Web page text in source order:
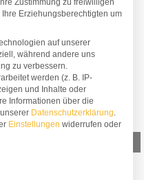
Zustimmung zu freiwilligen
Erziehungsberechtigten um
auf unserer
während andere uns
zu verbessern.
werden (z. B. IP-
und Inhalte oder
Informationen über die
Datenschutzerklärung.
Einstellungen widerrufen oder
Gruppen, für die